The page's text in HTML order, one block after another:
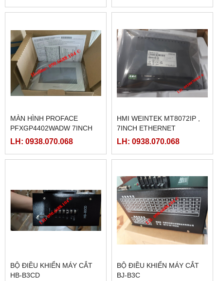
MÀN HÌNH PROFACE
PFXGP4402WADW 7INCH
LH: 0938.070.068
HMI WEINTEK MT8072IP ,
7INCH ETHERNET
LH: 0938.070.068
BỘ ĐIỀU KHIỂN MÁY CẮT
HB-B3CD
BỘ ĐIỀU KHIỂN MÁY CẮT
BJ-B3C